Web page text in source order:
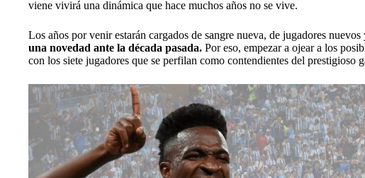
viene vivirá una dinámica que hace muchos años no se vive.
Los años por venir estarán cargados de sangre nueva, de jugadores
una novedad ante la década pasada. Por eso, empezar a ojear a los
con los siete jugadores que se perfilan como contendientes del prestigioso